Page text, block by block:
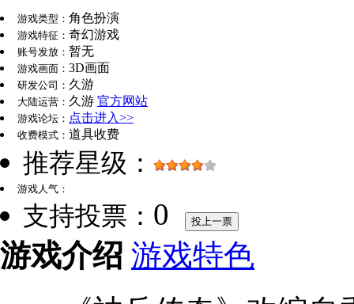
游戏类型： 角色扮演
游戏特征： 奇幻游戏
账号发放： 暂无
游戏画面： 3D画面
研发公司： 久游
大陆运营： 久游 官方网站
游戏论坛： 点击进入>>
收费模式： 道具收费
推荐星级：
游戏人气：
支持投票： 0 投上一票
游戏介绍 游戏特色